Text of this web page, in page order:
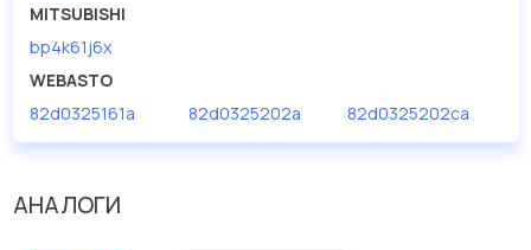
MITSUBISHI
bp4k61j6x
WEBASTO
82d0325161a
82d0325202a 82d0325202ca
АНАЛОГИ